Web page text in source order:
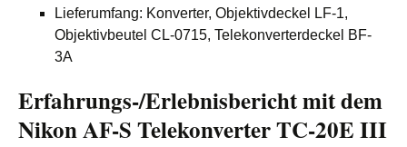
Lieferumfang: Konverter, Objektivdeckel LF-1,
Objektivbeutel CL-0715, Telekonverterdeckel BF-
3A
Erfahrungs-/Erlebnisbericht mit dem
Nikon AF-S Telekonverter TC-20E III